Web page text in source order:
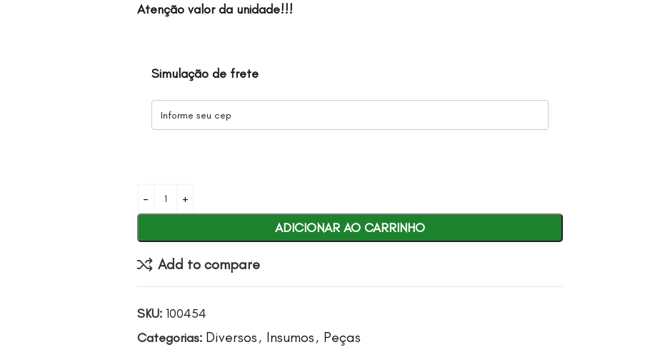
Atenção valor da unidade!!!
Simulação de frete
ADICIONAR AO CARRINHO
Add to compare
SKU: 100454
Categorias: Diversos, Insumos, Peças